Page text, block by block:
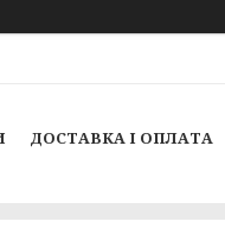
ДОСТАВКА І ОПЛАТА